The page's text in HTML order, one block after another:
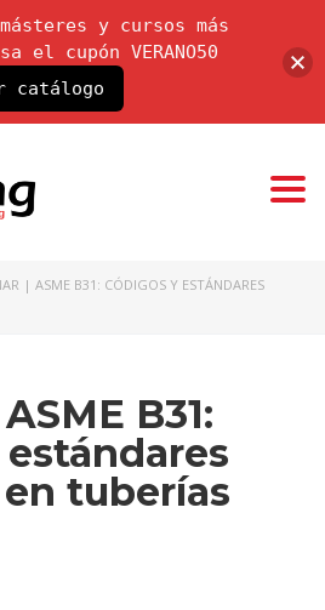
| ASME B31: CÓDIGOS Y ESTÁNDARES
B31:
tuberías
másteres y cursos más
el cupón VERANO50
catálogo